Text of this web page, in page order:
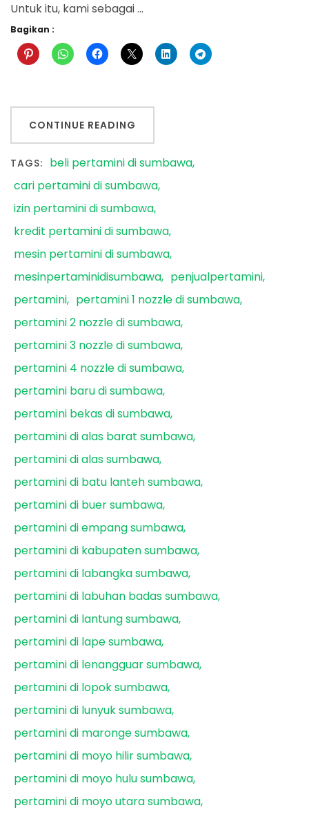
Untuk itu, kami sebagai …
Bagikan :
CONTINUE READING
TAGS: beli pertamini di sumbawa
cari pertamini di sumbawa
izin pertamini di sumbawa
kredit pertamini di sumbawa
mesin pertamini di sumbawa
mesinpertaminidisumbawa
penjualpertamini
pertamini
pertamini 1 nozzle di sumbawa
pertamini 2 nozzle di sumbawa
pertamini 3 nozzle di sumbawa
pertamini 4 nozzle di sumbawa
pertamini baru di sumbawa
pertamini bekas di sumbawa
pertamini di alas barat sumbawa
pertamini di alas sumbawa
pertamini di batu lanteh sumbawa
pertamini di buer sumbawa
pertamini di empang sumbawa
pertamini di kabupaten sumbawa
pertamini di labangka sumbawa
pertamini di labuhan badas sumbawa
pertamini di lantung sumbawa
pertamini di lape sumbawa
pertamini di lenangguar sumbawa
pertamini di lopok sumbawa
pertamini di lunyuk sumbawa
pertamini di maronge sumbawa
pertamini di moyo hilir sumbawa
pertamini di moyo hulu sumbawa
pertamini di moyo utara sumbawa